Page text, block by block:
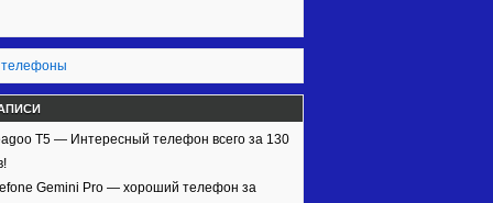
телефоны
T5 — Интересный телефон всего за 130
Gemini Pro — хороший телефон за